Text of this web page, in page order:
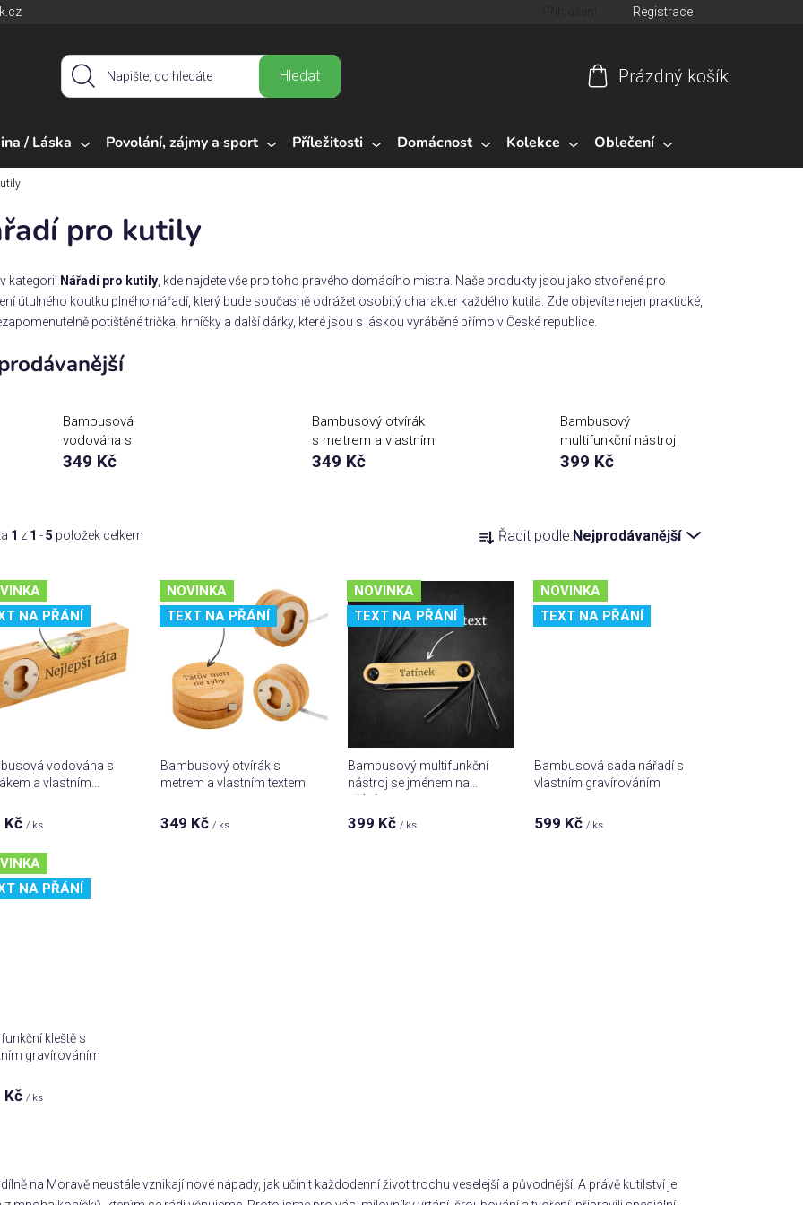
Registrace
Hledat
košík
Prázdný košík
/ Láska Povolání, zájmy a sport Příležitosti Domácnost Kolekce Oblečení
pro kutily
kategorii Nářadí pro kutily , kde najdete vše pro toho pravého domácího mistra. Naše produkty jsou jako stvořené pro
útulného koutku plného nářadí, který bude současně odrážet osobitý charakter každého kutila. Zde objevíte nejen praktické,
potištěné trička, hrníčky a další dárky, které jsou s láskou vyráběné přímo v České republice.
Bambusová
vodováha s
otvírákem a vlastním
349 Kč
Bambusový otvírák
s metrem a vlastním
textem
349 Kč
Bambusový
multifunkční nástroj
se jménem na přání
399 Kč
1 z 1 -5 položek celkem
a
n
r
o
u
k
Řadit podle:Nejprodávanější
NA PŘÁNÍ
vodováha s
a vlastním
Kč / ks
NOVINKA
TEXT NA PŘÁNÍ
Bambusový otvírák s
metrem a vlastním textem
349 Kč / ks
NOVINKA
TEXT NA PŘÁNÍ
Bambusový multifunkční
nástroj se jménem na
přání
399 Kč / ks
NOVINKA
TEXT NA PŘÁNÍ
Bambusová sada nářadí s
vlastním gravírováním
599 Kč / ks
NA PŘÁNÍ
kleště s
gravírováním
Kč / ks
v
l
na Moravě neustále vznikají nové nápady, jak učinit každodenní život trochu veselejší a původnější. A právě kutilství je